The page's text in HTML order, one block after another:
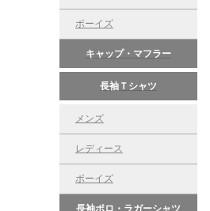
ボーイズ
キャップ・マフラー
長袖Ｔシャツ
メンズ
レディース
ボーイズ
長袖ポロ・ラガーシャツ